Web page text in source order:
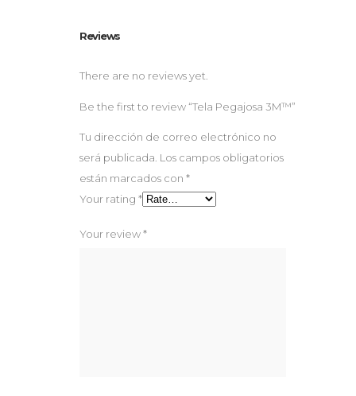
Reviews
There are no reviews yet.
Be the first to review “Tela Pegajosa 3M™”
Tu dirección de correo electrónico no
será publicada. Los campos obligatorios
están marcados con *
Your rating *
Your review*